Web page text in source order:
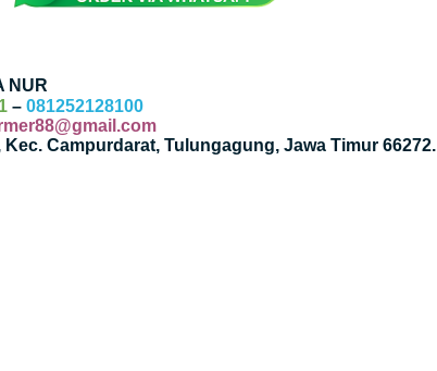
NUR
– 081252128100
Campurdarat, Tulungagung, Jawa Timur 66272.